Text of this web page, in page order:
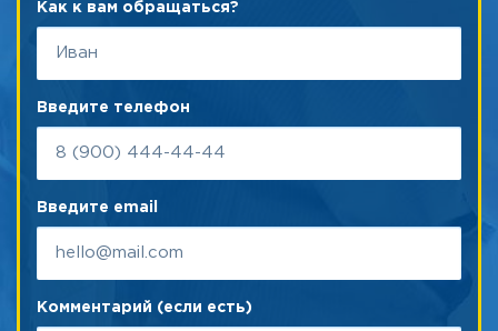
Как к вам обращаться?
Введите телефон
Введите email
Комментарий (если есть)